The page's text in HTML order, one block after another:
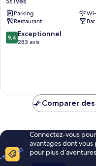
St
IvesParking
Restaurant
Bar
9.4
sur
9,4 Exceptionnel
283 avis
Comparer
Connectez-vous
avantages dont vous
pour plus